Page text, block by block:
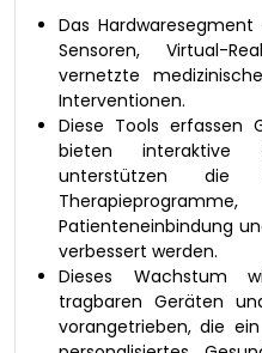
Das
Sensoren, Virtual-
vernetzte
Interventionen.
Diese Tools erfassen
bieten interaktive
unterstützen die
Patienteneinbindung
verbessert werden.
Dieses Wachstum
tragbaren Geräten
vorangetrieben, die